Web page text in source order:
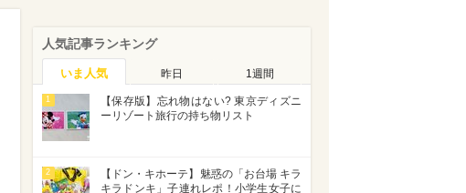
人気記事ランキング
いま人気 昨日 1週間
1
【保存版】忘れ物はない? 東京ディズニ
ーリゾート旅行の持ち物リスト
2
【ドン・キホーテ】魅惑の「お台場 キラ
キラドンキ」子連れレポ！小学生女子に